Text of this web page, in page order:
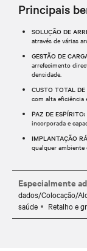
Principais
SOLUÇÃO DE
através de várias
GESTÃO DE
arrefecimento
densidade.
CUSTO TOTAL DE
com alta eficiência
PAZ DE ESPÍRITO:
incorporada e
IMPLANTAÇÃO
qualquer ambiente
Especialmente
dados/Colocação/
saúde
Retalho e